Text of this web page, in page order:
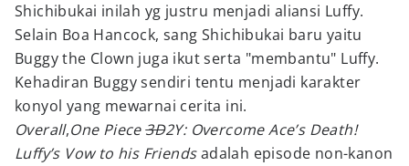
Shichibukai inilah yg justru menjadi aliansi Luffy.
Selain Boa Hancock, sang Shichibukai baru yaitu
Buggy the Clown juga ikut serta "membantu" Luffy.
Kehadiran Buggy sendiri tentu menjadi karakter
konyol yang mewarnai cerita ini.
Overall,One Piece 3D2Y: Overcome Ace’s Death!
Luffy’s Vow to his Friendsadalah episode non-kanon